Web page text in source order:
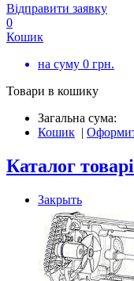
Відправити заявку
0
Кошик
на суму 0 грн.
Товари в кошику
Загальна сума:
Кошик |
Каталог
Закрыть